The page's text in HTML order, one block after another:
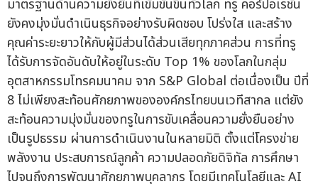
มาตรฐานด้านความยั่งยืนที่เข้มข้นขึ้นทั่วโลก ทรู คอร์ปอเรชั่น
ยังคงมุ่งมั่นดำเนินธุรกิจอย่างรับผิดชอบ โปร่งใส และสร้าง
คุณค่าระยะยาวให้กับผู้มีส่วนได้ส่วนเสียทุกภาคส่วน การที่ทรู
ได้รับการจัดอันดับให้อยู่ในระดับ Top 1% ของโลกในกลุ่ม
อุตสาหกรรมโทรคมนาคม จาก S&P Global ต่อเนื่องเป็น ปีที่
8 ไม่เพียงสะท้อนศักยภาพขององค์กรไทยบนเวทีสากล แต่ยัง
สะท้อนความมุ่งมั่นของทรูในการขับเคลื่อนความยั่งยืนอย่าง
เป็นรูปธรรม ผ่านการดำเนินงานในหลายมิติ ตั้งแต่โครงข่าย
พลังงาน ประสบการณ์ลูกค้า ความปลอดภัยดิจิทัล การศึกษา
ไปจนถึงการพัฒนาศักยภาพบุคลากร โดยมีเทคโนโลยีและ AI